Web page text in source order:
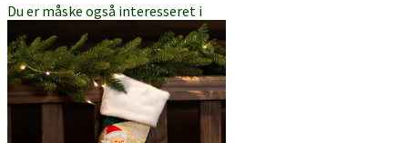
Du er måske også interesseret i